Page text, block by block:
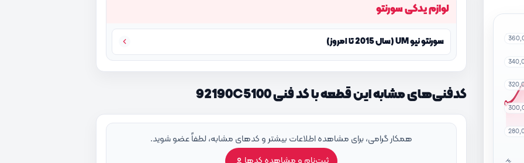
لوازم یدکی سورنتو
سورنتو نیو UM (سال 2015 تا امروز)
کدفنی‌های مشابه این قطعه با کد فنی 92190C5100
همکار گرامی، برای مشاهده اطلاعات بیشتر و کدهای مشابه، لطفاً عضو شوید.